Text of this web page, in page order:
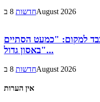
חדשות8 בAugust 2026
למקום: "כמעט הסתיים
באסון גדול"...
חדשות8 בAugust 2026
אין הערות